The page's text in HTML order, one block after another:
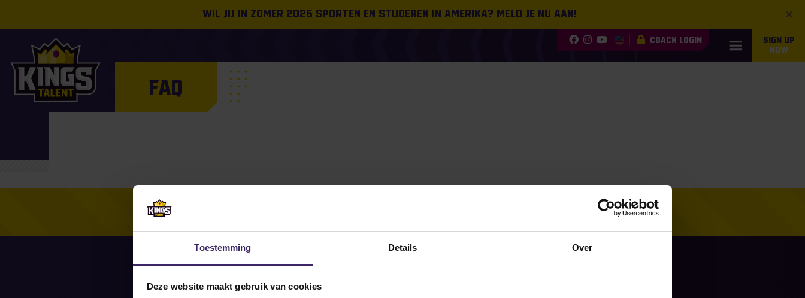
Toestemming Details Over
Deze website maakt gebruik van cookies
×
Wil jij in zomer 2026 sporten en studeren in Amerika? Meld je nu aan!
COACH LOGIN
SIGN UP
NOW
FAQ
Hambakenwetering 8b,